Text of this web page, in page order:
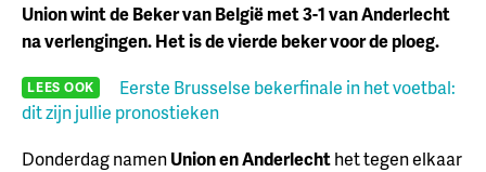
Union wint de Beker van België met 3-1 van Anderlecht
na verlengingen. Het is de vierde beker voor de ploeg.
LEES OOK
Eerste Brusselse bekerfinale in het voetbal:
dit zijn jullie pronostieken
Donderdag namenUnion en Anderlechthet tegen elkaar